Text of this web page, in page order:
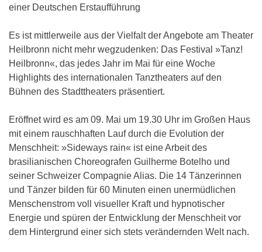
einer Deutschen Erstaufführung
Es ist mittlerweile aus der Vielfalt der Angebote am Theater
Heilbronn nicht mehr wegzudenken: Das Festival »Tanz!
Heilbronn«, das jedes Jahr im Mai für eine Woche
Highlights des internationalen Tanztheaters auf den
Bühnen des Stadttheaters präsentiert.
Eröffnet wird es am 09. Mai um 19.30 Uhr im Großen Haus
mit einem rauschhaften Lauf durch die Evolution der
Menschheit: »Sideways rain« ist eine Arbeit des
brasilianischen Choreografen Guilherme Botelho und
seiner Schweizer Compagnie Alias. Die 14 Tänzerinnen
und Tänzer bilden für 60 Minuten einen unermüdlichen
Menschenstrom voll visueller Kraft und hypnotischer
Energie und spüren der Entwicklung der Menschheit vor
dem Hintergrund einer sich stets verändernden Welt nach.